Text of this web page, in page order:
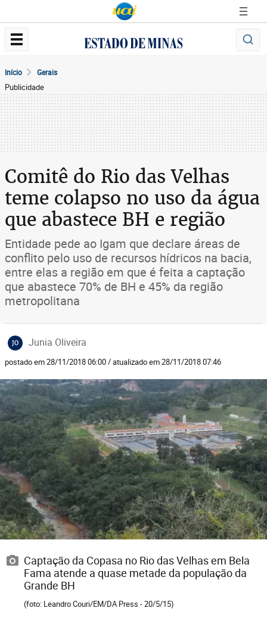
Início Gerais
Publicidade
Comitê do Rio das Velhas
teme colapso no uso da água
que abastece BH e região
Entidade pede ao Igam que declare áreas de
conflito pelo uso de recursos hídricos na bacia,
entre elas a região em que é feita a captação
que abastece 70% de BH e 45% da região
metropolitana
JO Junia Oliveira
postado em 28/11/2018 06:00 / atualizado em 28/11/2018 07:46
Captação da Copasa no Rio das Velhas em Bela
Fama atende a quase metade da população da
Grande BH
(foto: Leandro Couri/EM/DA Press - 20/5/15)